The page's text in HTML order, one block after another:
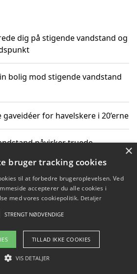
dig på stigende vandstand og
bolig mod stigende vandstand
for havelskere i 20’erne
påvirker truede
bedste vandrerygsække til
2026 - Pilanto Aps
×
bruger tracking cookies
til at forbedre brugeroplevelsen. Ved
accepterer du alle cookies i
med vores cookiepolitik. Detaljer
STRENGT NØDVENDIGE
TILLAD IKKE COOKIES
VIS DETALJER